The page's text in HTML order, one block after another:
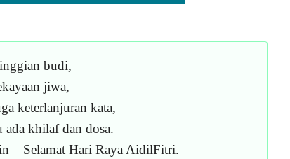
budi,
jiwa,
keterlanjuran kata,
ada khilaf dan dosa.
– Selamat Hari Raya AidilFitri.